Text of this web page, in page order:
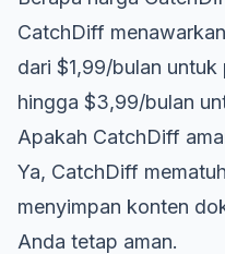
CatchDiff
dari $1,99/bulan
hingga $3,99/bulan
Apakah CatchDiff
Ya, CatchDiff
menyimpan konten
Anda tetap aman.